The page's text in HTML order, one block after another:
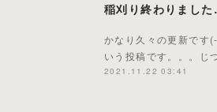
稲刈り終わりまし
かなり久々の更新です
いう投稿です。。。じ
2021.11.22 03:41